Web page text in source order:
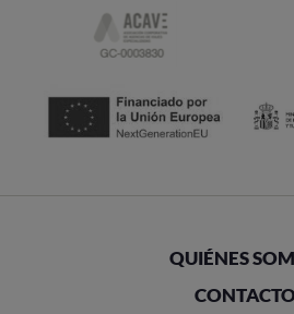
QUIÉNES
CONTACTO